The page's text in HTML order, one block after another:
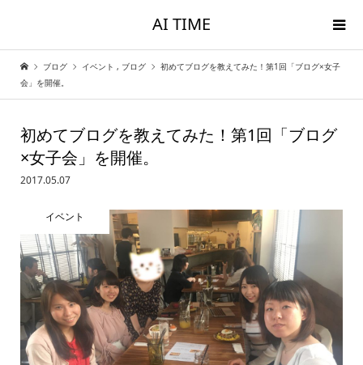
AI TIME
ブログ イベント , ブログ
初めてブログを教えてみた！第1回「ブログ×女子
会」を開催。
初めてブログを教えてみた！第1回「ブログ
×女子会」を開催。
2017.05.07
イベント